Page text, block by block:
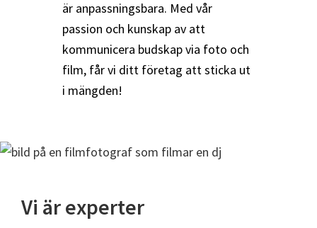
är anpassningsbara. Med vår
passion och kunskap av att
kommunicera budskap via foto och
film, får vi ditt företag att sticka ut
i mängden!
Vi är experter